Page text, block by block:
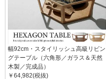
幅92cm・スタイリッシュ高級リビン
グテーブル（六角形／ガラス＆天然
木製／完成品）
￥64,982(税抜)